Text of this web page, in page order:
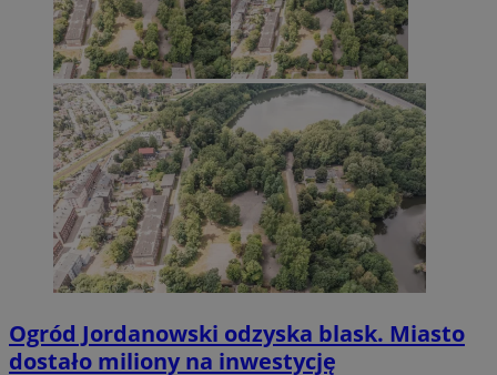
Ogród Jordanowski odzyska blask. Miasto
dostało miliony na inwestycję